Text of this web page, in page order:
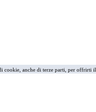
cookie, anche di terze parti, per